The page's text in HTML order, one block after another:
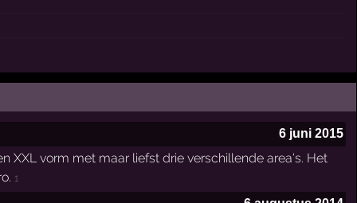
6 juni 2015
XXL vorm met maar liefst drie verschillende area's. Het
1